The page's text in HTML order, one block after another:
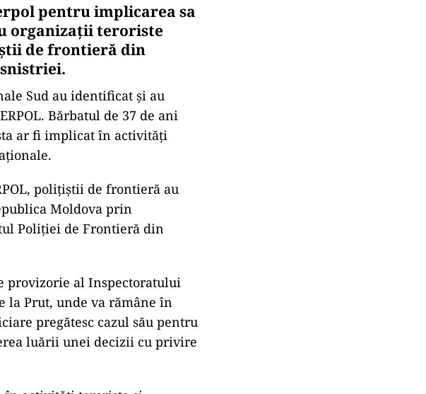
pentru implicarea sa
organizații teroriste
de frontieră din
Sud au identificat și au
Bărbatul de 37 de ani
ar fi implicat în activități
polițiștii de frontieră au
Moldova prin
Poliției de Frontieră din